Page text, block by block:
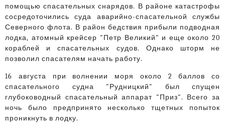
помощью спасательных снарядов. В районе катастрофы
сосредоточились суда аварийно-спасательной службы
Северного флота. В район бедствия прибыли подводная
лодка, атомный крейсер "Петр Великий" и еще около 20
кораблей и спасательных судов. Однако шторм не
позволил спасателям начать работу.
16 августа при волнении моря около 2 баллов со
спасательного судна "Рудницкий" был спущен
глубоководный спасательный аппарат "Приз". Всего за
ночь было предпринято несколько тщетных попыток
проникнуть в лодку.